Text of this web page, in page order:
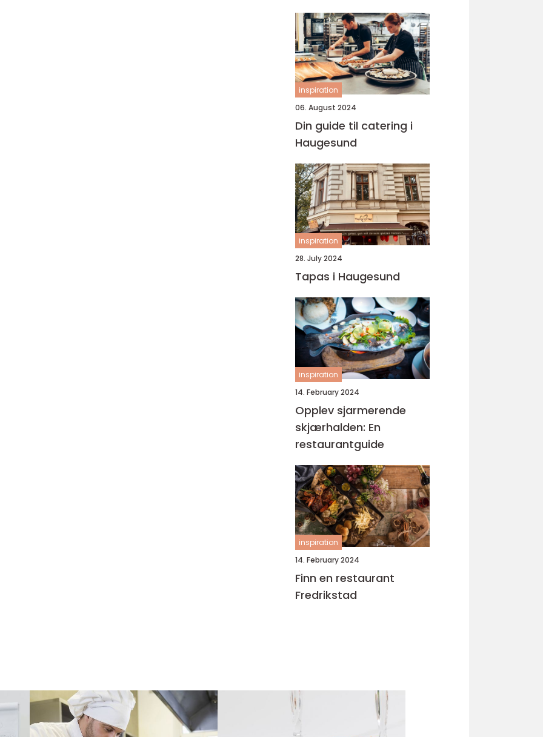
inspiration
06. August 2024
Din guide til catering i
Haugesund
inspiration
28. July 2024
Tapas i Haugesund
inspiration
14. February 2024
Opplev sjarmerende
skjærhalden: En
restaurantguide
inspiration
14. February 2024
Finn en restaurant
Fredrikstad